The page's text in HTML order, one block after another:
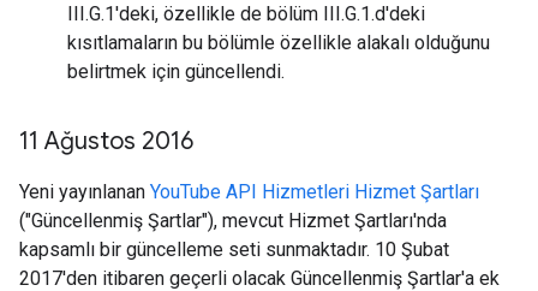
III.G.1'deki, özellikle de bölüm III.G.1.d'deki
kısıtlamaların bu bölümle özellikle alakalı olduğunu
belirtmek için güncellendi.
11 Ağustos 2016
Yeni yayınlanan YouTube API Hizmetleri Hizmet Şartları
("Güncellenmiş Şartlar"), mevcut Hizmet Şartları'nda
kapsamlı bir güncelleme seti sunmaktadır. 10 Şubat
2017'den itibaren geçerli olacak Güncellenmiş Şartlar'a ek